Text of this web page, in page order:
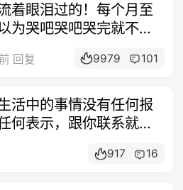
着眼泪过的！每个月至
为哭吧哭吧哭完就不会
回复 9979 101
活中的事情没有任何报
何表示，跟你联系就是
917 16